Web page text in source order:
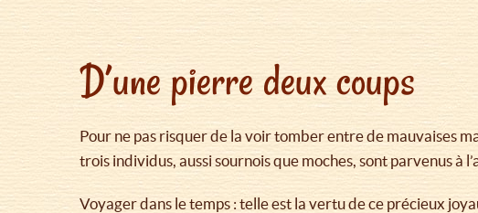
D’une pierre deux coups
Pour ne pas risquer de la voir tomber entre de mauvaises
trois individus, aussi sournois que moches, sont parvenus à
Voyager dans le temps : telle est la vertu de ce précieux